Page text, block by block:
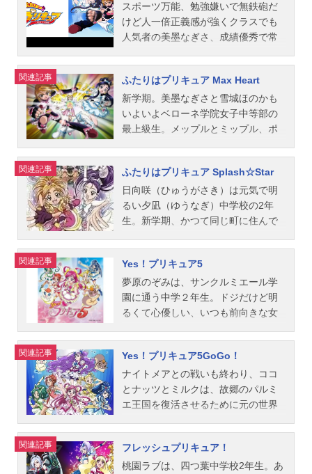
スポーツ万能、勉強嫌いで無鉄砲だ
けど人一倍正義感が強くクラスでも
人気者の美墨なぎさ、成績優秀で常
ケの雪城ほのか、ふたりは同じベロ
ーネ学院女子中等部の２年生。なぎ
さとほのかはそれぞれ不思議な生き
物メップルとミップルに出会う。邪
悪なドツクゾーンがメップルたちの
てきたのだった。そして、メップル
とミップルによってなぎさとほのか
は変身する能力を与えられ、戦うこ
とに…趣味も性格も違うふたりは力
を合わせてドツクゾーンから送り込
う！！作品名ふたりはプリキュア放
送形態TVアニメシリーズプリキュア
スケジュール2004年2月1日（日）～
2005年1月30日（日）ABC・テレビ
朝日系列にて話数全49話キャスト美
子雪城ほのか／キュアホワイト：ゆ
かなメップル：関智一ミップル：矢
島晶子ウィズダム：松野太紀莉奈：
徳光由禾志穂：仙台エリ竹ノ内よし
美：永野愛藤村省吾：岸尾だいすけ
美歌子中川弓子：生天目仁美校長：
塩屋浩三米槻教頭：西村朋紘ピーサ
ード：高橋広樹ゲキドラーゴ：石井
関連記事
ふたりはプリキュア Max Heart
新学期。美墨なぎさと雪城ほのかも
いよいよベローネ学院女子中等部の
最上級生。メップルとミップル、ポ
女の子として、部活や勉強に大忙し
の学校生活を送っていた。そのころ
「光の園」では、ジャアクキングと
の戦いで傷ついたクイーンが分裂
し、どこかへ消え去ってしまった。
邪悪な闇の力「ザケンナー」がなぎ
さとほのかを襲う!バージョンアップ
した「コミューン」にハートのカー
ドを差し込むと、再びふたりはプリ
キュアに変身!しかも前より断然パワ
も変わってしまったクイーンを元に
戻すため、なぎさとほのか、パワー
アップして目覚めたメップルやミッ
プル、ポルンたちが、不思議な少
女・九条ひかりと共に、未来を信じ
ュアはクイーンを元の姿にもどすこ
とができるのか!?作品名ふたりはプ
リキュアMaxHeart放送形態TVアニメ
関連記事
ふたりはプリキュア Splash☆Star
日向咲（ひゅうがさき）は元気で明
るい夕凪（ゆうなぎ）中学校の2年
生。新学期、かつて同じ町に住んで
クラスに転入生としてやってきてふ
たりは再会します。9歳の夏祭りの
夜、ふたりは丘の上の大空の樹の元
で不思議な体験をしていたので
す・・・。ある日、ふたりはその木
と）」からやってきたフラッピとチ
ョッピに出会い「伝説の戦士プリキ
ュア」に変身します!滅びの国「ダー
クフォール」によって乗っ取られそ
うになっている、“世界樹（せかいじ
に、ふたりは邪悪な力に立ち向か
う！作品名ふたりはプリキュアSplas
h☆Star放送形態TVアニメシリーズプ
関連記事
Yes！プリキュア5
夢原のぞみは、サンクルミエール学
園に通う中学２年生。ドジだけど明
るくて心優しい、いつも前向きな女
な本・ドリームコレットを見つけた
のぞみは、パルミエ王国からやって
来たココと出会います。ココは邪悪
な組織・ナイトメアに滅ぼされてし
まった故郷を元の姿に戻すため、ど
つというドリームコレットを探し続
けていたのです。ただし、願いをか
なえるには55のピンキーを集めなけ
関連記事
Yes！プリキュア5GoGo！
ナイトメアとの戦いも終わり、ココ
とナッツとミルクは、故郷のパルミ
エ王国を復活させるために元の世界
も手放し、普通の女の子としての
日々を送っていたのぞみは、遠く離
れたココへ、届くあてのない手紙を
関連記事
フレッシュプリキュア！
桃園ラブは、四つ葉中学校2年生。あ